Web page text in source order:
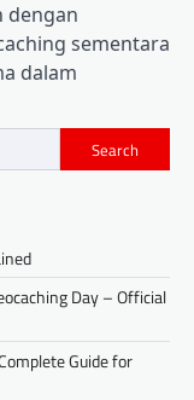
dengan
sementara
dalam
Search
Day – Official
Guide for